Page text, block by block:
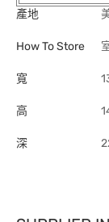
產地
How To Store
寬
高
深